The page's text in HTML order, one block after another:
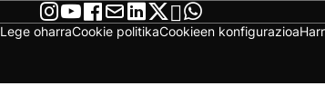
Lege oharraCookie politikaCookieen konfigurazioa